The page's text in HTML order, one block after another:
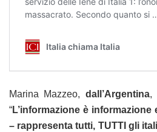
Marina Mazzeo, dall’Argentina,
“L’informazione è
– rappresenta tutti, TUTTI gli